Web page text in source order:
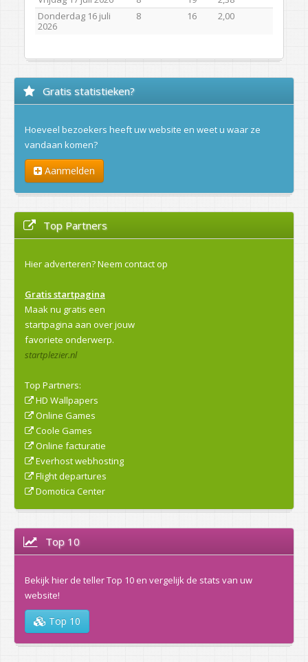
Donderdag 16 juli
2026
8 16 2,00
Gratis statistieken?
Hoeveel bezoekers heeft uw website en weet u waar ze
vandaan komen?
Aanmelden
Top Partners
Hier adverteren?Neem contact op
Gratis startpagina
Maak nu gratis een
startpagina aan over jouw
favoriete onderwerp.
startplezier.nl
Top Partners:
HD Wallpapers
Online Games
Coole Games
Online facturatie
Everhost webhosting
Flight departures
Domotica Center
Top 10
Bekijk hier de teller Top 10 en vergelijk de stats van uw
website!
Top 10